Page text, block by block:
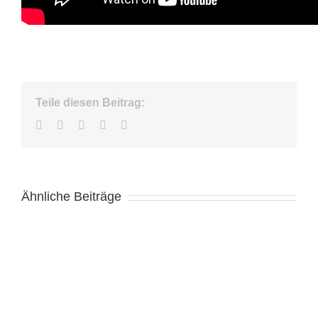
Teile diesen Beitrag:
Facebook
TwitterLinkedInWhatsApp
Ähnliche Beiträge